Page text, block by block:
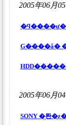
2005年06月
G����å�
2005年06月